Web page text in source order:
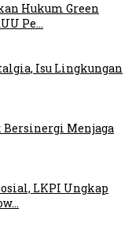
Hukum Green
Pe…
Isu Lingkungan
Bersinergi Menjaga
LKPI Ungkap